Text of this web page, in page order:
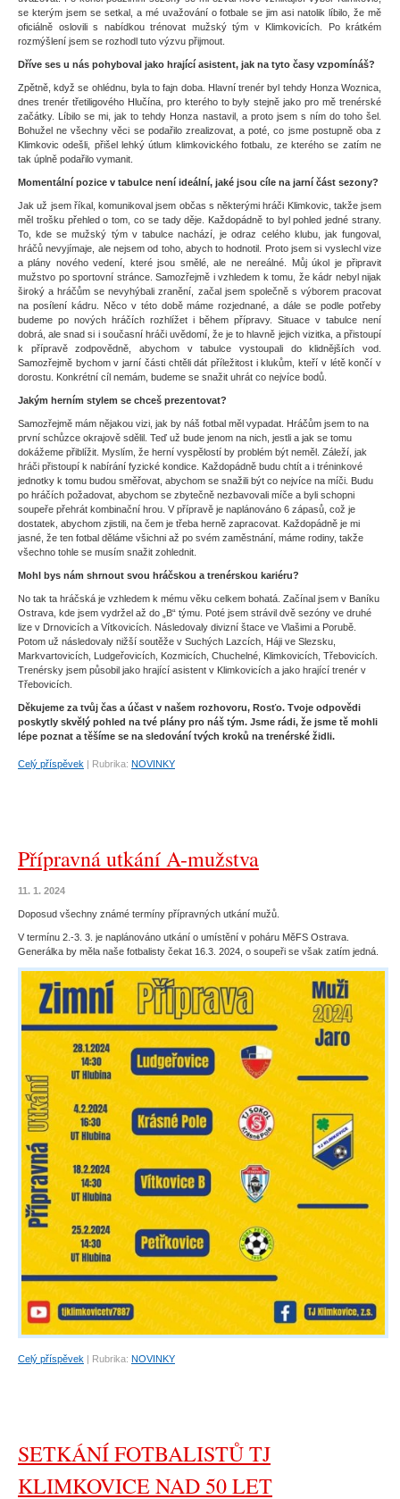
se kterým jsem se setkal, a mé uvažování o fotbale se jim asi natolik líbilo, že mě
oficiálně oslovili s nabídkou trénovat mužský tým v Klimkovicích. Po krátkém
rozmýšlení jsem se rozhodl tuto výzvu přijmout.
Dříve ses u nás pohyboval jako hrající asistent, jak na tyto časy vzpomínáš?
Zpětně, když se ohlédnu, byla to fajn doba. Hlavní trenér byl tehdy Honza Woznica,
dnes trenér třetiligového Hlučína, pro kterého to byly stejně jako pro mě trenérské
začátky. Líbilo se mi, jak to tehdy Honza nastavil, a proto jsem s ním do toho šel.
Bohužel ne všechny věci se podařilo zrealizovat, a poté, co jsme postupně oba z
Klimkovic odešli, přišel lehký útlum klimkovického fotbalu, ze kterého se zatím ne
tak úplně podařilo vymanit.
Momentální pozice v tabulce není ideální, jaké jsou cíle na jarní část sezony?
Jak už jsem říkal, komunikoval jsem občas s některými hráči Klimkovic, takže jsem
měl trošku přehled o tom, co se tady děje. Každopádně to byl pohled jedné strany.
To, kde se mužský tým v tabulce nachází, je odraz celého klubu, jak fungoval,
hráčů nevyjímaje, ale nejsem od toho, abych to hodnotil. Proto jsem si vyslechl vize
a plány nového vedení, které jsou smělé, ale ne nereálné. Můj úkol je připravit
mužstvo po sportovní stránce. Samozřejmě i vzhledem k tomu, že kádr nebyl nijak
široký a hráčům se nevyhýbali zranění, začal jsem společně s výborem pracovat
na posílení kádru. Něco v této době máme rozjednané, a dále se podle potřeby
budeme po nových hráčích rozhlížet i během přípravy. Situace v tabulce není
dobrá, ale snad si i současní hráči uvědomí, že je to hlavně jejich vizitka, a přistoupí
k přípravě zodpovědně, abychom v tabulce vystoupali do klidnějších vod.
Samozřejmě bychom v jarní části chtěli dát příležitost i klukům, kteří v létě končí v
dorostu. Konkrétní cíl nemám, budeme se snažit uhrát co nejvíce bodů.
Jakým herním stylem se chceš prezentovat?
Samozřejmě mám nějakou vizi, jak by náš fotbal měl vypadat. Hráčům jsem to na
první schůzce okrajově sdělil. Teď už bude jenom na nich, jestli a jak se tomu
dokážeme přiblížit. Myslím, že herní vyspělostí by problém být neměl. Záleží, jak
hráči přistoupí k nabírání fyzické kondice. Každopádně budu chtít a i tréninkové
jednotky k tomu budou směřovat, abychom se snažili být co nejvíce na míči. Budu
po hráčích požadovat, abychom se zbytečně nezbavovali míče a byli schopni
soupeře přehrát kombinační hrou. V přípravě je naplánováno 6 zápasů, což je
dostatek, abychom zjistili, na čem je třeba herně zapracovat. Každopádně je mi
jasné, že ten fotbal děláme všichni až po svém zaměstnání, máme rodiny, takže
všechno tohle se musím snažit zohlednit.
Mohl bys nám shrnout svou hráčskou a trenérskou kariéru?
No tak ta hráčská je vzhledem k mému věku celkem bohatá. Začínal jsem v Baníku
Ostrava, kde jsem vydržel až do „B“ týmu. Poté jsem strávil dvě sezóny ve druhé
lize v Drnovicích a Vítkovicích. Následovaly divizní štace ve Vlašimi a Porubě.
Potom už následovaly nižší soutěže v Suchých Lazcích, Háji ve Slezsku,
Markvartovicích, Ludgeřovicích, Kozmicích, Chuchelné, Klimkovicích, Třebovicích.
Trenérsky jsem působil jako hrající asistent v Klimkovicích a jako hrající trenér v
Třebovicích.
Děkujeme za tvůj čas a účast v našem rozhovoru, Rosťo. Tvoje odpovědi
poskytly skvělý pohled na tvé plány pro náš tým. Jsme rádi, že jsme tě mohli
lépe poznat a těšíme se na sledování tvých kroků na trenérské židli.
Celý příspěvek | Rubrika: NOVINKY
Přípravná utkání A-mužstva
11. 1. 2024
Doposud všechny známé termíny přípravných utkání mužů.
V termínu 2.-3. 3. je naplánováno utkání o umístění v poháru MěFS Ostrava.
Generálka by měla naše fotbalisty čekat 16.3. 2024, o soupeři se však zatím jedná.
Celý příspěvek | Rubrika: NOVINKY
SETKÁNÍ FOTBALISTŮ TJ
KLIMKOVICE NAD 50 LET
Portrét